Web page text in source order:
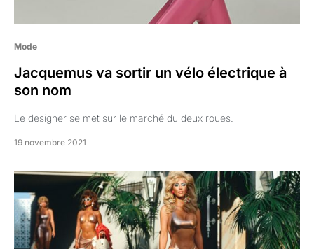
Mode
Jacquemus va sortir un vélo électrique à
son nom
Le designer se met sur le marché du deux roues.
19 novembre 2021